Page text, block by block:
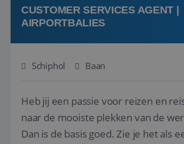
CUSTOMER SERVICES AGENT |
AIRPORTBALIES
Schiphol Baan
Heb jij een passie voor reizen en
naar de mooiste plekken van de
Dan is de basis goed. Zie je het als